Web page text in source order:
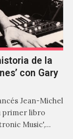
de la
con Gary
Jean-Michel
primer libro
Music',